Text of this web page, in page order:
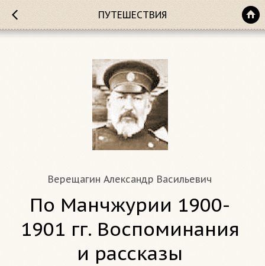
ПУТЕШЕСТВИЯ
Верещагин Александр Васильевич
По Манчжурии 1900-
1901 гг. Воспоминания
и рассказы